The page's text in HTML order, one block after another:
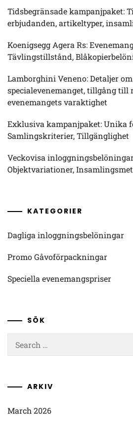
Tidsbegränsade kampanjpaket:
erbjudanden, artikeltyper,
Koenigsegg Agera Rs:
Tävlingstillstånd,
Lamborghini Veneno: Detaljer
specialevenemanget, tillgång till
evenemangets varaktighet
Exklusiva kampanjpaket: Unika
Samlingskriterier, Tillgänglighet
Veckovisa
Objektvariationer,
KATEGORIER
Dagliga inloggningsbelöningar
Promo Gåvoförpackningar
Speciella evenemangspriser
SÖK
for:
ARKIV
March 2026